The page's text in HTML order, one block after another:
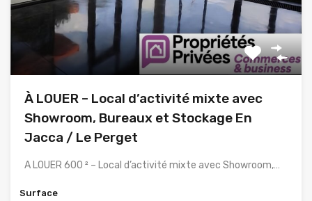
À LOUER – Local d’activité mixte avec
Showroom, Bureaux et Stockage En
Jacca / Le Perget
A LOUER 600 ² – Local d’activité mixte avec Showroom,…
Surface